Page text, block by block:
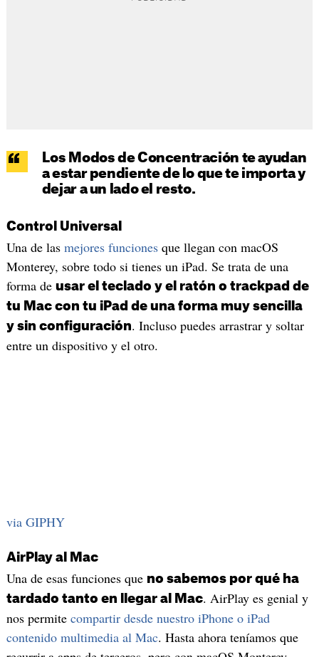
Los Modos de Concentración te ayudan
a estar pendiente de lo que te importa y
dejar a un lado el resto.
Control Universal
Una de las mejores funcionesque llegan con macOS
Monterey, sobre todo si tienes un iPad. Se trata de una
forma de usar el teclado y el ratón o trackpad de
tu Mac con tu iPad de una forma muy sencilla
y sin configuración. Incluso puedes arrastrar y soltar
entre un dispositivo y el otro.
via GIPHY
AirPlay al Mac
Una de esas funciones que no sabemos por qué ha
tardado tanto en llegar al Mac. AirPlay es genial y
nos permite compartir desde nuestro iPhone o iPad
contenido multimedia al Mac. Hasta ahora teníamos que